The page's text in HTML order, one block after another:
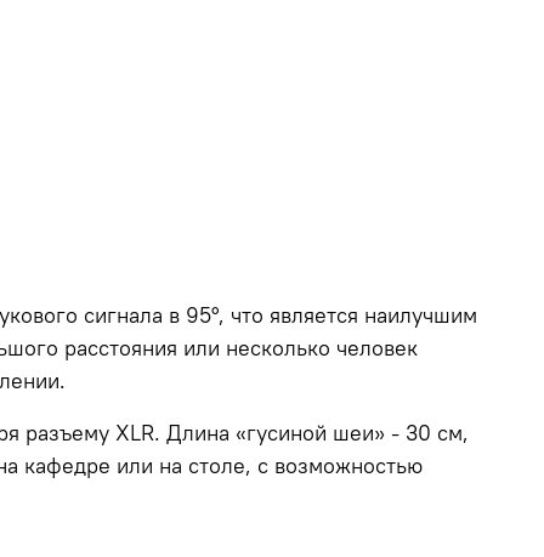
сигнала в 95°, что является наилучшим
расстояния или несколько человек
разъему XLR. Длина «гусиной шеи» - 30 см,
кафедре или на столе, с возможностью